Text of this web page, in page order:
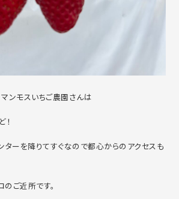
ンモスいちご農園さんは
！
ターを降りてすぐなので都心からのアクセスも
のご近所です。